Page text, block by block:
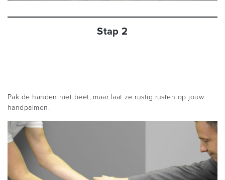
Stap 2
Pak de handen niet beet, maar laat ze rustig rusten op jouw
handpalmen.